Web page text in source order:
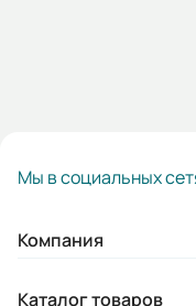
Мы в социальных
Компания
Каталог товаров